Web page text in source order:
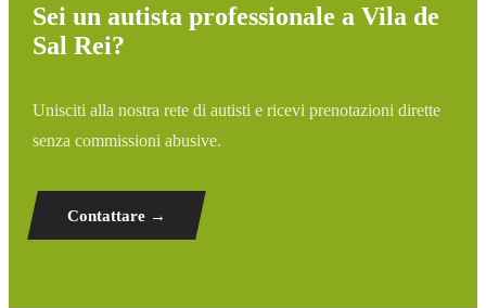
Sei un autista professionale a Vila de
Sal Rei?
Unisciti alla nostra rete di autisti e ricevi prenotazioni dirette
senza commissioni abusive.
Contattare →